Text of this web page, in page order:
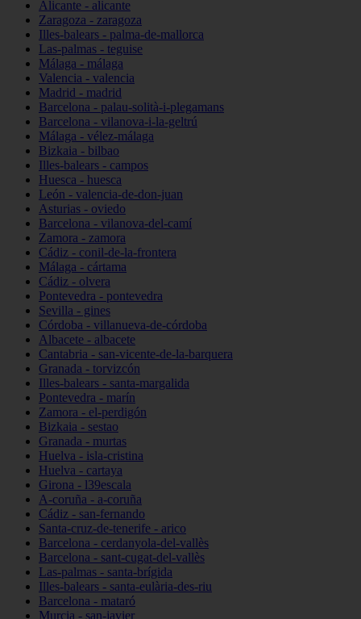
Alicante - alicante
Zaragoza - zaragoza
Illes-balears - palma-de-mallorca
Las-palmas - teguise
Málaga - málaga
Valencia - valencia
Madrid - madrid
Barcelona - palau-solità-i-plegamans
Barcelona - vilanova-i-la-geltrú
Málaga - vélez-málaga
Bizkaia - bilbao
Illes-balears - campos
Huesca - huesca
León - valencia-de-don-juan
Asturias - oviedo
Barcelona - vilanova-del-camí
Zamora - zamora
Cádiz - conil-de-la-frontera
Málaga - cártama
Cádiz - olvera
Pontevedra - pontevedra
Sevilla - gines
Córdoba - villanueva-de-córdoba
Albacete - albacete
Cantabria - san-vicente-de-la-barquera
Granada - torvizcón
Illes-balears - santa-margalida
Pontevedra - marín
Zamora - el-perdigón
Bizkaia - sestao
Granada - murtas
Huelva - isla-cristina
Huelva - cartaya
Girona - l39escala
A-coruña - a-coruña
Cádiz - san-fernando
Santa-cruz-de-tenerife - arico
Barcelona - cerdanyola-del-vallès
Barcelona - sant-cugat-del-vallès
Las-palmas - santa-brígida
Illes-balears - santa-eulària-des-riu
Barcelona - mataró
Murcia - san-javier